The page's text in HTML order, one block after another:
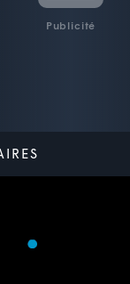
Publicité